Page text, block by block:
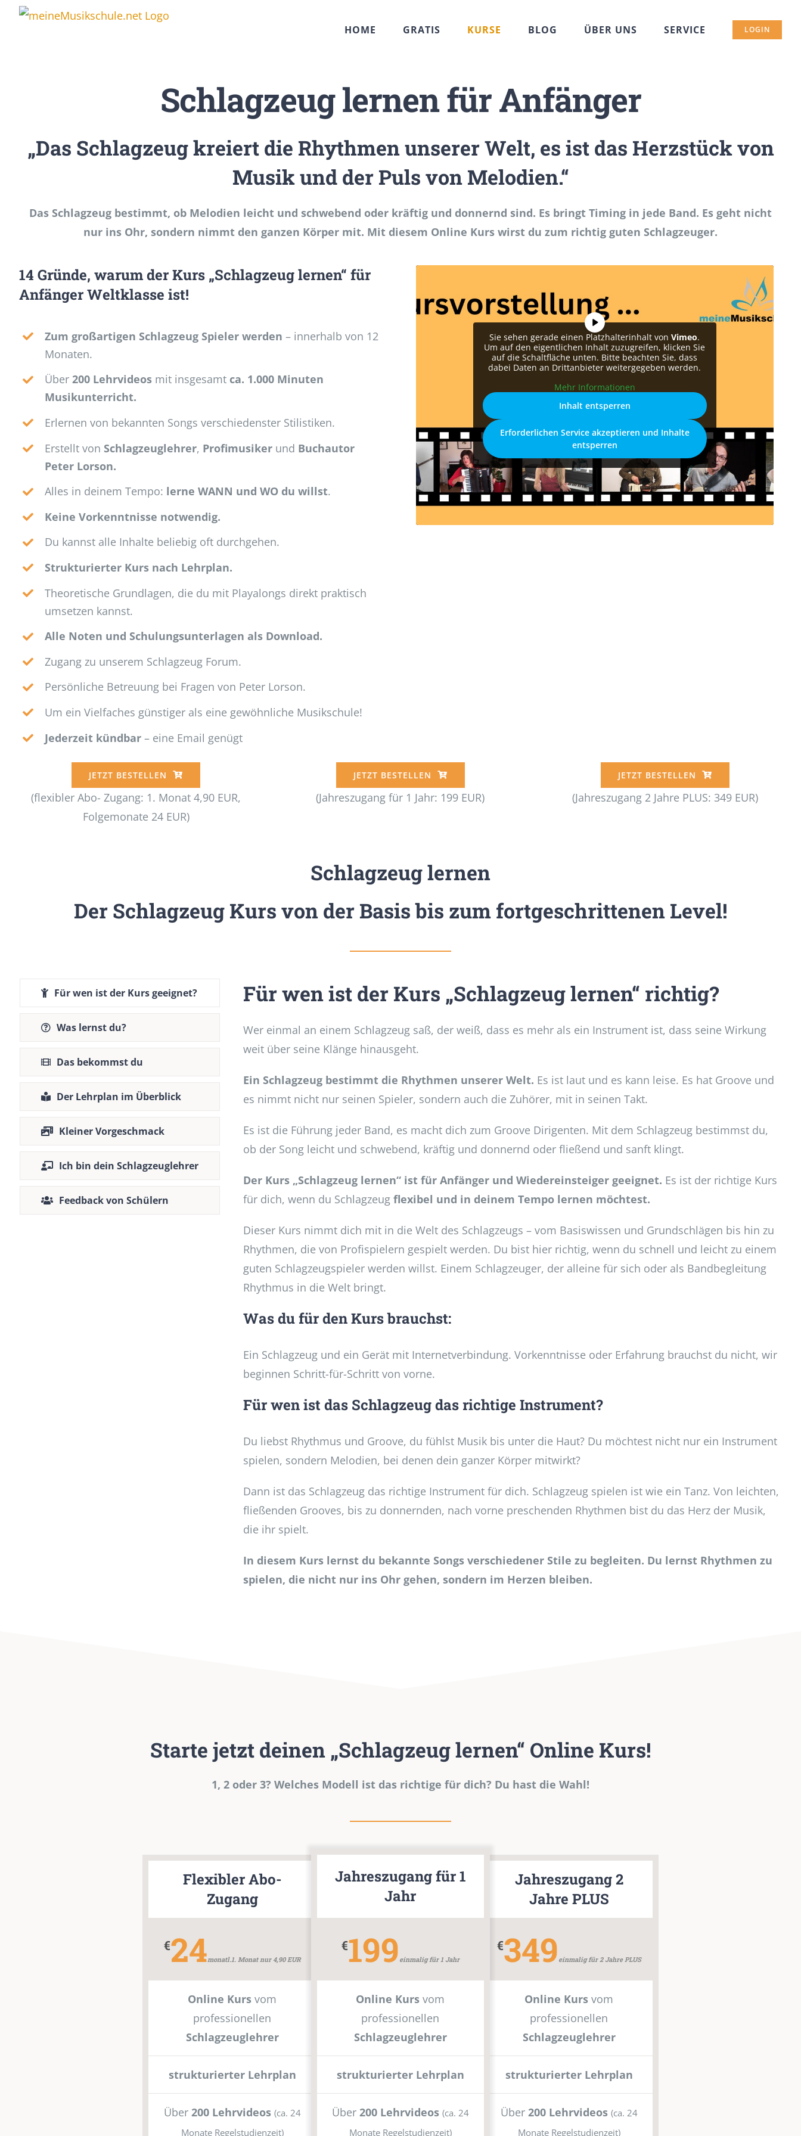
Zum
HOME GRATIS KURSE BLOG ÜBER UNS SERVICE LOGIN
Schlagzeug lernen für Anfänger
„Das Schlagzeug kreiert die Rhythmen unserer Welt, es ist das Herzstück von
Musik und der Puls von Melodien.“
Das Schlagzeug bestimmt, ob Melodien leicht und schwebend oder kräftig und donnernd sind. Es bringt Timing in jede Band. Es geht nicht
nur ins Ohr, sondern nimmt den ganzen Körper mit. Mit diesem Online Kurs wirst du zum richtig guten Schlagzeuger.
14 Gründe, warum der Kurs „Schlagzeug lernen“ für
Anfänger Weltklasse ist!
Zum großartigen Schlagzeug Spieler werden – innerhalb von 12
Monaten.
Über200 Lehrvideos mit insgesamt ca. 1.000 Minuten
Musikunterricht.
Erlernen von bekannten Songs verschiedenster Stilistiken.
Erstellt von Schlagzeuglehrer, Profimusiker und Buchautor
Peter Lorson.
Alles in deinem Tempo: lerne WANN und WO du willst.
Keine Vorkenntnisse notwendig.
Du kannst alle Inhalte beliebig oft durchgehen.
Strukturierter Kurs nach Lehrplan.
Theoretische Grundlagen, die du mit Playalongs direkt praktisch
umsetzen kannst.
Alle Noten und Schulungsunterlagen als Download.
Zugang zu unserem Schlagzeug Forum.
Persönliche Betreuung bei Fragen von Peter Lorson.
Um ein Vielfaches günstiger als eine gewöhnliche Musikschule!
Jederzeit kündbar – eine Email genügt
Sie sehen gerade einen Platzhalterinhalt vonVimeo.
Um auf den eigentlichen Inhalt zuzugreifen, klicken Sie
auf die Schaltfläche unten. Bitte beachten Sie, dass
dabei Daten an Drittanbieter weitergegeben werden.
Mehr Informationen
Inhalt entsperren
Erforderlichen Service akzeptieren und Inhalte
entsperren
Sieh‘ dir JETZT mein Video an! Hier zeige ich dir, was du in meinem
Schlagzeug- Kurs lernen wirst.
JETZT BESTELLEN
(flexibler Abo- Zugang: 1. Monat 4,90 EUR,
Folgemonate 24 EUR)
JETZT BESTELLEN
(Jahreszugang für 1 Jahr: 199 EUR)
JETZT BESTELLEN
(Jahreszugang 2 Jahre PLUS: 349 EUR)
Schlagzeug lernen
Der Schlagzeug Kurs von der Basis bis zum fortgeschrittenen Level!
Für wen ist der Kurs geeignet?
Was lernst du?
Das bekommst du
Der Lehrplan im Überblick
Kleiner Vorgeschmack
Ich bin dein Schlagzeuglehrer
Feedback von Schülern
Für wen ist der Kurs „Schlagzeug lernen“ richtig?
Wer einmal an einem Schlagzeug saß, der weiß, dass es mehr als ein Instrument ist, dass seine Wirkung
weit über seine Klänge hinausgeht.
Ein Schlagzeug bestimmt die Rhythmen unserer Welt. Es ist laut und es kann leise. Es hat Groove und
es nimmt nicht nur seinen Spieler, sondern auch die Zuhörer, mit in seinen Takt.
Es ist die Führung jeder Band, es macht dich zum Groove Dirigenten. Mit dem Schlagzeug bestimmst du,
ob der Song leicht und schwebend, kräftig und donnernd oder fließend und sanft klingt.
Der Kurs „Schlagzeug lernen“ ist für Anfänger und Wiedereinsteiger geeignet. Es ist der richtige Kurs
für dich, wenn du Schlagzeug flexibel und in deinem Tempo lernen möchtest.
Dieser Kurs nimmt dich mit in die Welt des Schlagzeugs – vom Basiswissen und Grundschlägen bis hin zu
Rhythmen, die von Profispielern gespielt werden. Du bist hier richtig, wenn du schnell und leicht zu einem
guten Schlagzeugspieler werden willst. Einem Schlagzeuger, der alleine für sich oder als Bandbegleitung
Rhythmus in die Welt bringt.
Was du für den Kurs brauchst:
Ein Schlagzeug und ein Gerät mit Internetverbindung. Vorkenntnisse oder Erfahrung brauchst du nicht, wir
beginnen Schritt-für-Schritt von vorne.
Für wen ist das Schlagzeug das richtige Instrument?
Du liebst Rhythmus und Groove, du fühlst Musik bis unter die Haut? Du möchtest nicht nur ein Instrument
spielen, sondern Melodien, bei denen dein ganzer Körper mitwirkt?
Dann ist das Schlagzeug das richtige Instrument für dich. Schlagzeug spielen ist wie ein Tanz. Von leichten,
fließenden Grooves, bis zu donnernden, nach vorne preschenden Rhythmen bist du das Herz der Musik,
die ihr spielt.
In diesem Kurs lernst du bekannte Songs verschiedener Stile zu begleiten. Du lernst Rhythmen zu
spielen, die nicht nur ins Ohr gehen, sondern im Herzen bleiben.
Starte jetzt deinen „Schlagzeug lernen“ Online Kurs!
1, 2 oder 3? Welches Modell ist das richtige für dich? Du hast die Wahl!
Flexibler Abo-
Zugang
€24monatl.1. Monat nur 4,90 EUR
Online Kurs vom
professionellen
Schlagzeuglehrer
strukturierter Lehrplan
Über 200 Lehrvideos (ca. 24
Monate Regelstudienzeit)
Jahreszugang für 1
Jahr
€199 einmalig für 1 Jahr
Online Kurs vom
professionellen
Schlagzeuglehrer
strukturierter Lehrplan
Über 200 Lehrvideos (ca. 24
Monate Regelstudienzeit)
Jahreszugang 2
Jahre PLUS
€349 einmalig für 2 Jahre PLUS
Online Kurs vom
professionellen
Schlagzeuglehrer
strukturierter Lehrplan
Über 200 Lehrvideos (ca. 24
Monate Regelstudienzeit)